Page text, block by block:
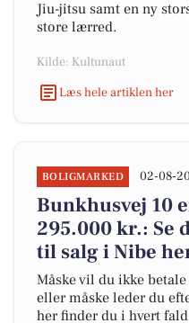
Jiu-jitsu samt en ny
store lærred.
Kilde: Kultunaut
Læs hele artiklen her
BOLIGMARKED 02-08-
Bunkhusvej 10
295.000 kr.: Se
til salg i Nibe
Måske vil du ikke
eller måske leder du
her finder du i hvert